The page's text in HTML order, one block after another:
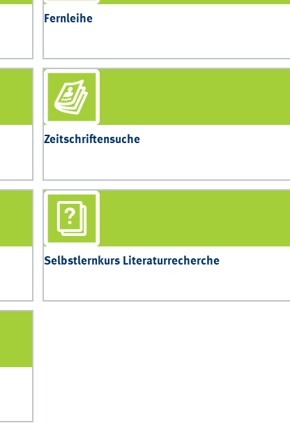
Fernleihe
Zeitschriftensuche
Selbstlernkurs Literaturrecherche